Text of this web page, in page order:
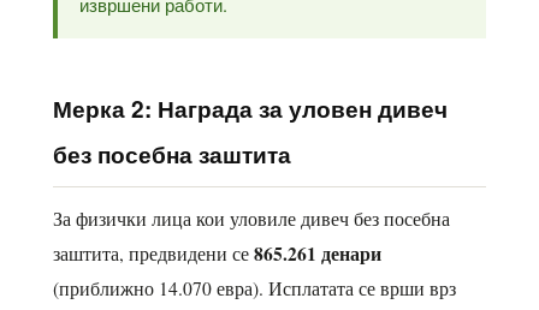
Мерка 2: Награда за уловен дивеч
без посебна заштита
За физички лица кои уловиле дивеч без посебна
заштита, предвидени се 865.261 денари
(приближно 14.070 евра). Исплатата се врши врз